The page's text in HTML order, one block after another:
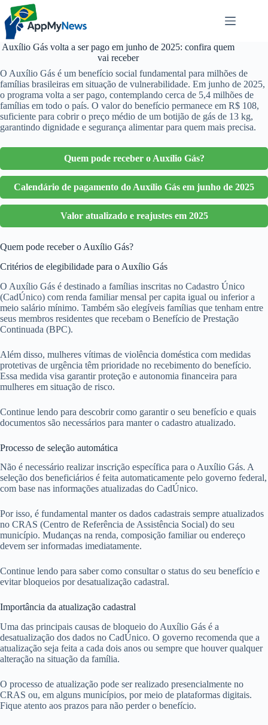
Pular
para
conteúdo
Auxílio Gás volta a ser pago em junho de 2025: confira quem
vai receber
O Auxílio Gás é um benefício social fundamental para milhões de
famílias brasileiras em situação de vulnerabilidade. Em junho de 2025,
o programa volta a ser pago, contemplando cerca de 5,4 milhões de
famílias em todo o país. O valor do benefício permanece em R$ 108,
suficiente para cobrir o preço médio de um botijão de gás de 13 kg,
garantindo dignidade e segurança alimentar para quem mais precisa.
Quem pode receber o Auxílio Gás?
Calendário de pagamento do Auxílio Gás em junho de 2025
Valor atualizado e reajustes em 2025
Quem pode receber o Auxílio Gás?
Critérios de elegibilidade para o Auxílio Gás
O Auxílio Gás é destinado a famílias inscritas no Cadastro Único
(CadÚnico) com renda familiar mensal per capita igual ou inferior a
meio salário mínimo. Também são elegíveis famílias que tenham entre
seus membros residentes que recebam o Benefício de Prestação
Continuada (BPC).
Além disso, mulheres vítimas de violência doméstica com medidas
protetivas de urgência têm prioridade no recebimento do benefício.
Essa medida visa garantir proteção e autonomia financeira para
mulheres em situação de risco.
Continue lendo para descobrir como garantir o seu benefício e quais
documentos são necessários para manter o cadastro atualizado.
Processo de seleção automática
Não é necessário realizar inscrição específica para o Auxílio Gás. A
seleção dos beneficiários é feita automaticamente pelo governo federal,
com base nas informações atualizadas do CadÚnico.
Por isso, é fundamental manter os dados cadastrais sempre atualizados
no CRAS (Centro de Referência de Assistência Social) do seu
município. Mudanças na renda, composição familiar ou endereço
devem ser informadas imediatamente.
Continue lendo para saber como consultar o status do seu benefício e
evitar bloqueios por desatualização cadastral.
Importância da atualização cadastral
Uma das principais causas de bloqueio do Auxílio Gás é a
desatualização dos dados no CadÚnico. O governo recomenda que a
atualização seja feita a cada dois anos ou sempre que houver qualquer
alteração na situação da família.
O processo de atualização pode ser realizado presencialmente no
CRAS ou, em alguns municípios, por meio de plataformas digitais.
Fique atento aos prazos para não perder o benefício.